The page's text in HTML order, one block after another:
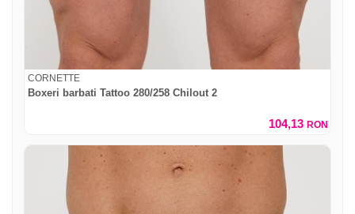
CORNETTE
Boxeri barbati Tattoo 280/258 Chilout 2
104,13 RON